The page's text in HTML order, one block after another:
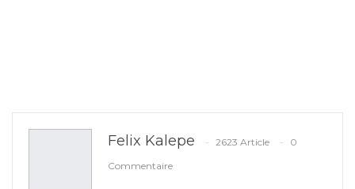
Felix Kalepe 2623 Article
0
Commentaire